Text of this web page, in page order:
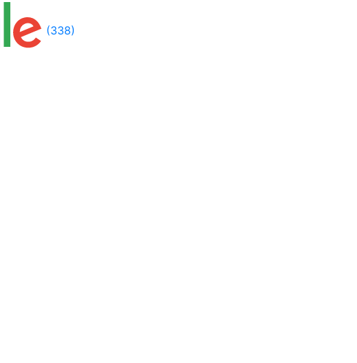
(338)